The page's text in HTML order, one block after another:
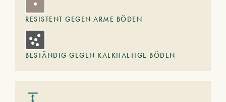
RESISTENT GEGEN ARME BÖDEN
BESTÄNDIG GEGEN KALKHALTIGE BÖDEN